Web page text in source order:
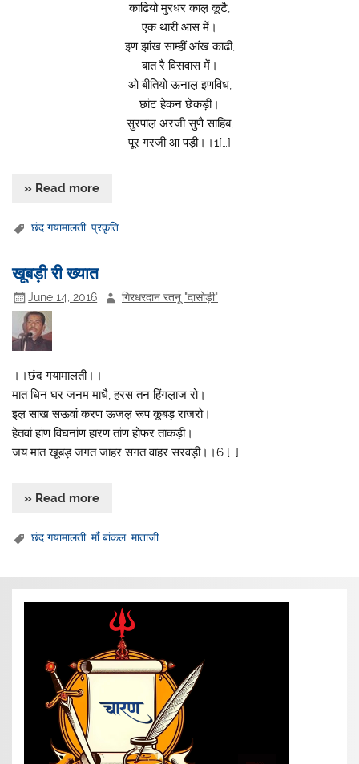
काढियो मुरधर काल़ कूटै,
एक थारी आस में।
इण झांख साम्हीं आंख काढी,
बात रै विसवास में।
ओ बीतियो ऊनाल़ इणविध,
छांट हेकन छेकड़ी।
सुरपाल़ अरजी सुणै साहिब,
पूर गरजी आ पड़ी।।1[…]
» Read more
छंद गयामालती,प्रकृति
खूबड़ी री ख्यात
June 14, 2016 गिरधरदान रतनू "दासोड़ी"
।।छंद गयामालती।।
मात धिन घर जनम माधै, हरस तन हिंगल़ाज रो।
इल़ साख सऊवां करण ऊजल़ रूप कूबड़ राजरो।
हेतवां हांण विघनांण हारण तांण होफर ताकड़ी।
जय मात खूबड़ जगत जाहर सगत वाहर सरवड़ी।।6 […]
» Read more
छंद गयामालती,माँ बांकल,माताजी